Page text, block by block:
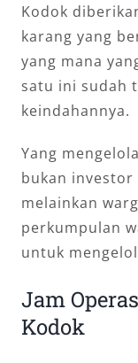
Kodok
karang yang
yang mana
satu ini sudah
keindahannya.
Yang
bukan
melainkan
perkumpulan
untuk
Jam
Kodok